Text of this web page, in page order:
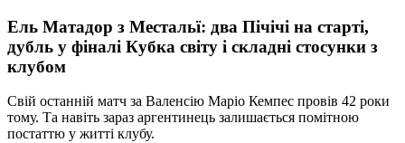
Ель Матадор з Местальї: два Пічічі на старті,
дубль у фіналі Кубка світу і складні стосунки з
клубом
Свій останній матч за Валенсію Маріо Кемпес провів 42 роки
тому. Та навіть зараз аргентинець залишається помітною
постаттю у житті клубу.